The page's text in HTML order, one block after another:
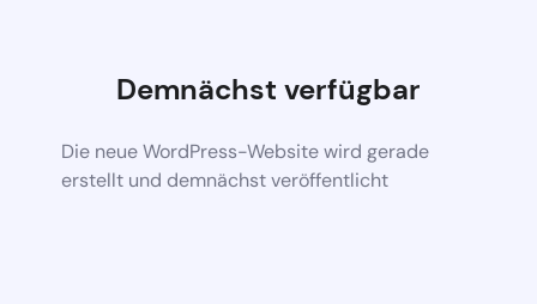
Demnächst verfügbar
Die neue WordPress-Website wird gerade
erstellt und demnächst veröffentlicht